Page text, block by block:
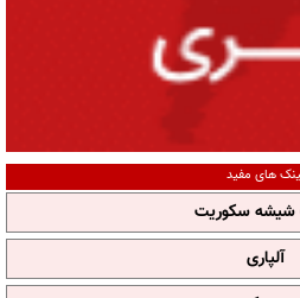
های مفید
شیشه سکوریت
آلپاری